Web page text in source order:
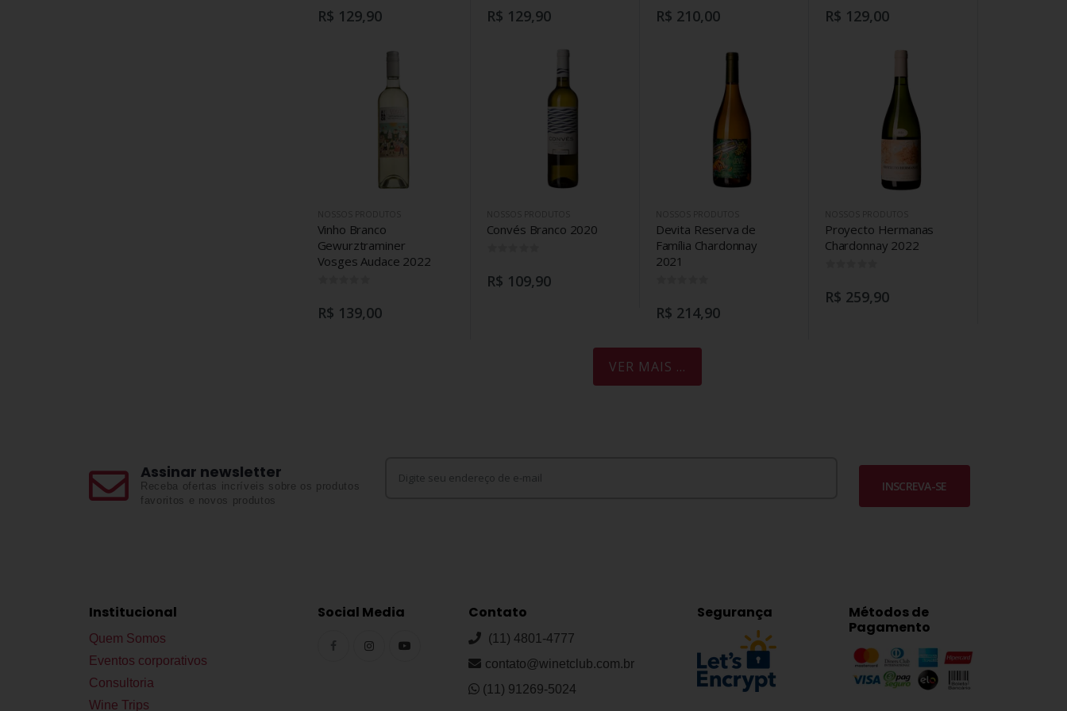
R$ 129,90 R$ 129,90 R$ 210,00 R$ 129,00
Vinho Branco
Gewurztraminer
Vosges Audace 2022
R$ 139,00
Convés Branco 2020
R$ 109,90
Devita Reserva de
Família Chardonnay
2021
R$ 214,90
Proyecto Hermanas
Chardonnay 2022
R$ 259,90
VER MAIS ...
Assinar newsletter
Receba ofertas incríveis sobre os produtos
favoritos e novos produtos
INSCREVA-SE
Institucional
Quem Somos
Eventos corporativos
Consultoria
Wine Trips
Social Media Contato
(11) 4801-4777
contato@winetclub.com.br
(11) 91269-5024
Segurança
Métodos de
Pagamento